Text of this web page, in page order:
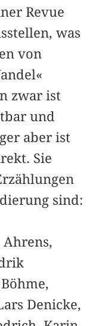
Revue
was
von
zwar ist
und
aber ist
Sie
sind:
Denicke,